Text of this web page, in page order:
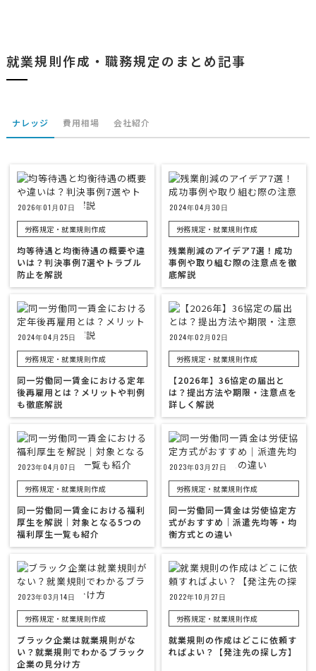
就業規則作成・職務規定のまとめ記事
ナレッジ 費用相場 会社紹介
2026年01月07日
労務規定・就業規則作成
均等待遇と均衡待遇の概要や違
いは？判決事例7選やトラブル
防止を解説
2024年04月30日
労務規定・就業規則作成
残業削減のアイデア7選！成功
事例や取り組む際の注意点を徹
底解説
2024年04月25日
労務規定・就業規則作成
同一労働同一賃金における定年
後再雇用とは？メリットや判例
も徹底解説
2024年02月02日
労務規定・就業規則作成
【2026年】36協定の届出と
は？提出方法や期限・注意点を
詳しく解説
2023年04月07日
労務規定・就業規則作成
同一労働同一賃金における福利
厚生を解説｜対象となる5つの
福利厚生一覧も紹介
2023年03月27日
労務規定・就業規則作成
同一労働同一賃金は労使協定方
式がおすすめ｜派遣先均等・均
衡方式との違い
2023年03月14日
労務規定・就業規則作成
ブラック企業は就業規則がな
い？就業規則でわかるブラック
企業の見分け方
2022年10月27日
労務規定・就業規則作成
就業規則の作成はどこに依頼す
ればよい？【発注先の探し方】